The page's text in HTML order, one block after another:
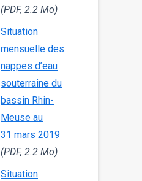
(PDF, 2.2 Mo)
Situation
mensuelle des
nappes d’eau
souterraine du
bassin Rhin-
Meuse au
31 mars 2019
(PDF, 2.2 Mo)
Situation